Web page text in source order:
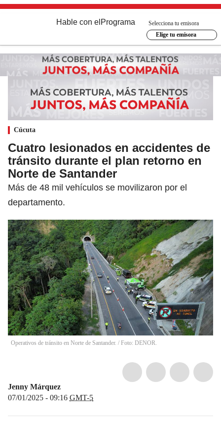
Hable con el Programa
Selecciona tu emisora
Elige tu emisora
Cúcuta
Cuatro lesionados en accidentes de
tránsito durante el plan retorno en
Norte de Santander
Más de 48 mil vehículos se movilizaron por el
departamento.
Operativos de tránsito en Norte de Santander. / Foto: DENOR.
Jenny Márquez
07/01/2025 - 09:16 GMT-5